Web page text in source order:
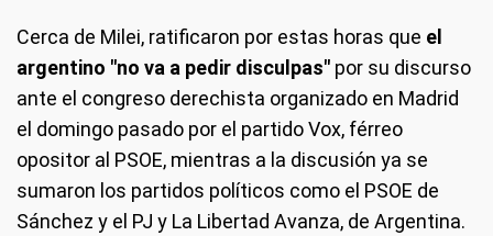
Cerca de Milei, ratificaron por estas horas que el
argentino "no va a pedir disculpas" por su discurso
ante el congreso derechista organizado en Madrid
el domingo pasado por el partido Vox, férreo
opositor al PSOE, mientras a la discusión ya se
sumaron los partidos políticos como el PSOE de
Sánchez y el PJ y La Libertad Avanza, de Argentina.